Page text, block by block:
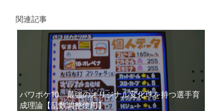
関連記事
パワポケ10 最強のオリジナル変化球を持つ選手育
成理論【乱数調整使用】